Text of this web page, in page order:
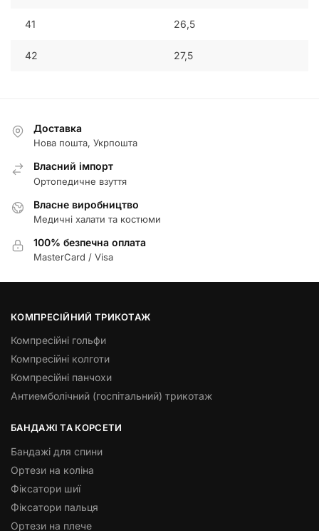
41 26,5
42 27,5
Доставка
Нова пошта, Укрпошта
Власний імпорт
Ортопедичне взуття
Власне виробництво
Медичні халати та костюми
100% безпечна оплата
MasterCard / Visa
КОМПРЕСІЙНИЙ ТРИКОТАЖ
Компресійні гольфи
Компресійні колготи
Компресійні панчохи
Антиемболічний (госпітальний) трикотаж
БАНДАЖІ ТА КОРСЕТИ
Бандажі для спини
Ортези на коліна
Фіксатори шиї
Фіксатори пальця
Ортези на плече